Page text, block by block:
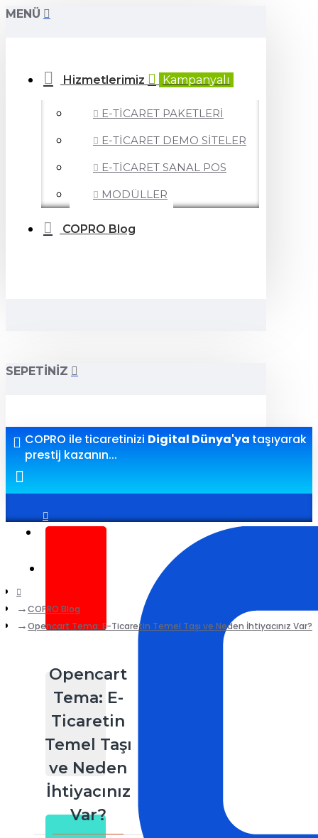
MENÜ
Hizmetlerimiz Kampanyalı
E-TİCARET PAKETLERİ
E-TİCARET DEMO SİTELER
E-TİCARET SANAL POS
MODÜLLER
COPRO Blog
SEPETINIZ
COPRO ile ticaretinizi Digital Dünya'ya taşıyarak
prestij kazanın...
Giriş yap
COPRO Blog
Opencart Tema: E-Ticaretin Temel Taşı ve Neden İhtiyacınız Var?
Opencart
Tema: E-
Ticaretin
Temel Taşı
ve Neden
İhtiyacınız
Var?